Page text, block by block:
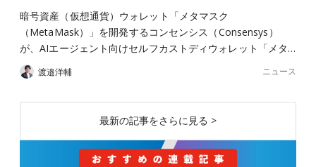
暗号資産（仮想通貨）ウォレット「メタマスク
（MetaMask）」を開発するコンセンシス（Consensys）
が、AIエージェント向けセルフカストディウォレット「メタ…
渡邉洋輔 ニュース
最新の記事をさらに見る >